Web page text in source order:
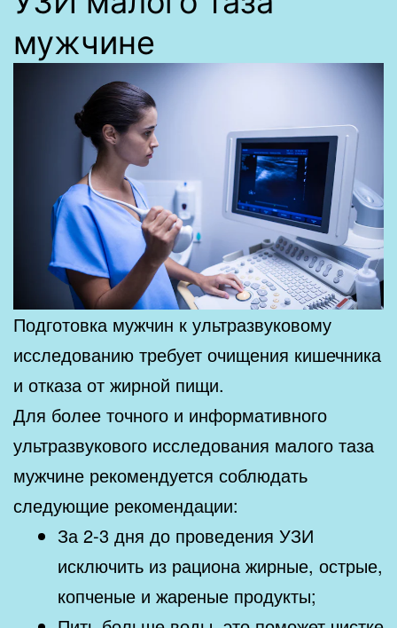
мужчине
Подготовка мужчин к ультразвуковому
исследованию требует очищения кишечника
и отказа от жирной пищи.
Для более точного и информативного
ультразвукового исследования малого таза
мужчине рекомендуется соблюдать
следующие рекомендации:
За 2-3 дня до проведения УЗИ
исключить из рациона жирные, острые,
копченые и жареные продукты;